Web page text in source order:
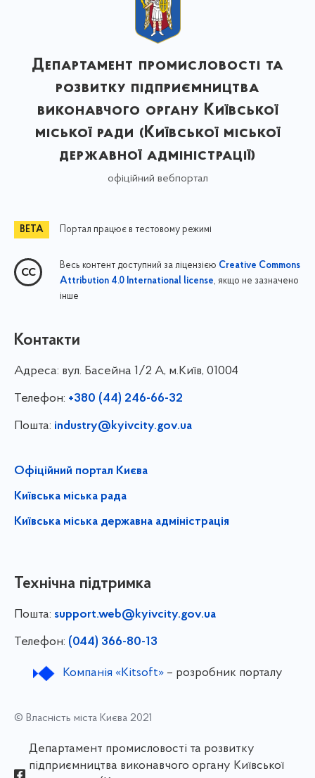
Департамент промисловості та
розвитку підприємництва
виконавчого органу Київської
міської ради (Київської міської
державної адміністрації)
офіційний вебпортал
Портал працює в тестовому режимі
Весь контент доступний за ліцензією Creative Commons
Attribution 4.0 International license, якщо не зазначено
інше
Контакти
Адреса: вул. Басейна 1/⁠2 А, м.Київ, 01004
Телефон: +380 (44) 246-66-32
Пошта: industry@kyivcity.gov.ua
Офіційний портал Києва
Київська міська рада
Київська міська державна адміністрація
Технічна підтримка
Пошта: support.web@kyivcity.gov.ua
Телефон: (044) 366-80-13
Компанія «Kitsoft»– розробник порталу
© Власність міста Києва 2021
Департамент промисловості та розвитку
підприємництва виконавчого органу Київської